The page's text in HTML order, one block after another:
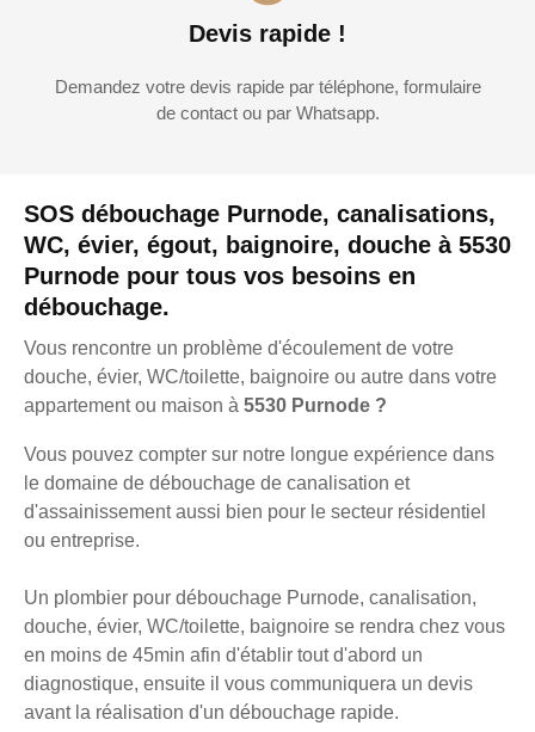
SOS débouchage Purnode, canalisations,
WC, évier, égout, baignoire, douche à 5530
Purnode pour tous vos besoins en
débouchage.
Vous rencontre un problème d'écoulement de votre
douche, évier, WC/toilette, baignoire ou autre dans votre
appartement ou maison à 5530 Purnode ?
Vous pouvez compter sur notre longue expérience dans
le domaine de débouchage de canalisation et
d'assainissement aussi bien pour le secteur résidentiel
ou entreprise.
Un plombier pour débouchage Purnode, canalisation,
douche, évier, WC/toilette, baignoire se rendra chez vous
en moins de 45min afin d'établir tout d'abord un
diagnostique, ensuite il vous communiquera un devis
avant la réalisation d'un débouchage rapide.
Devis rapide !
Demandez votre devis rapide par téléphone, formulaire
de contact ou par Whatsapp.